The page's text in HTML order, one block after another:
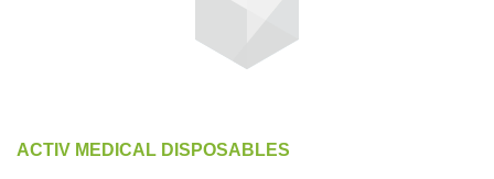
ACTIV MEDICAL DISPOSABLES